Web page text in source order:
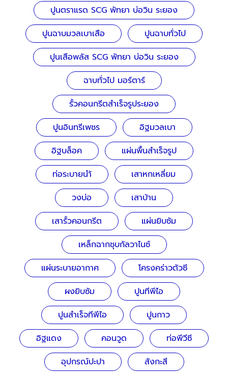
ปูนตราแรด SCG พัทยา บ่อวิน ระยอง
ปูนฉาบมวลเบาเสือ
ปูนฉาบทั่วไป
ปูนเสือพลัส SCG พัทยา บ่อวิน ระยอง
ฉาบทั่วไป มอร์ตาร์
รั้วคอนกรีตสำเร็จรูประยอง
ปูนอินทรีเพชร
อิฐมวลเบา
อิฐบล็อค
แผ่นพื้นสำเร็จรูป
ท่อระบายนำ้
เสาหกเหลี่ยม
วงบ่อ
เสาบ้าน
เสารั้วคอนกรีต
แผ่นยิบซัม
เหล็กฉากชุบกัลวาไนซ์
แผ่นระบายอากาศ
โครงคร่าวตัวซี
ผงยิบซัม
ปูนทีพีไอ
ปูนสำเร็จทีพีไอ
ปูนกาว
อิฐแดง
คอนวูด
ท่อพีวีซี
อุปกรณ์ปะปา
สังกะสี